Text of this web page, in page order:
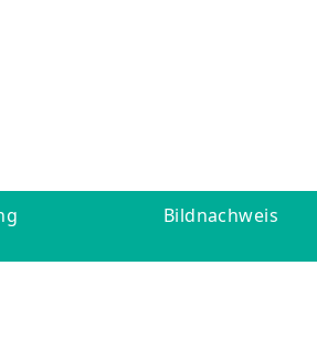
Bildnachweis